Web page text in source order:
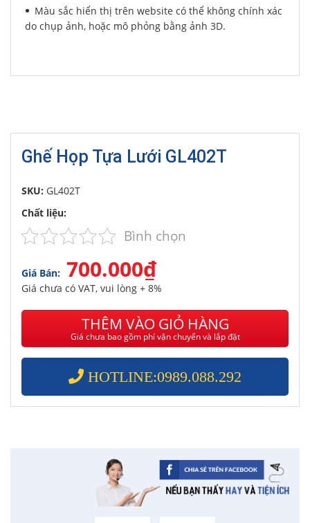
Màu sắc hiển thị trên website có thể không chính xác
do chụp ảnh, hoặc mô phỏng bằng ảnh 3D.
Ghế Họp Tựa Lưới GL402T
SKU: GL402T
Chất liệu:
Bình chọn
Giá Bán: 700.000₫
Giá chưa có VAT, vui lòng + 8%
THÊM VÀO GIỎ HÀNG
Giá chưa bao gồm phí vận chuyển và lắp đặt
HOTLINE:0989.088.292